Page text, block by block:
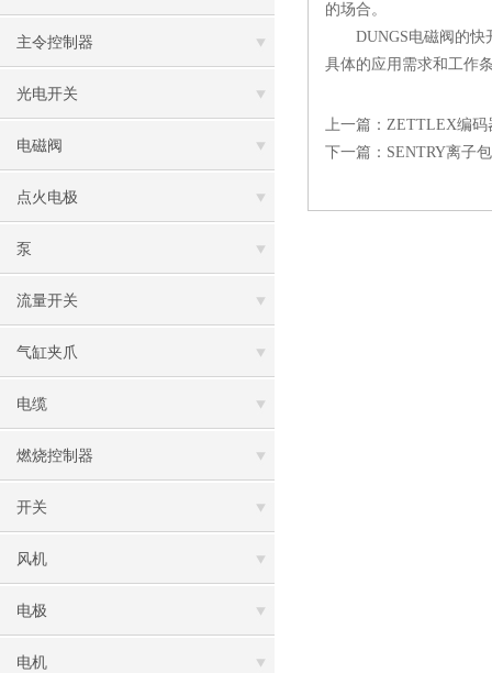
主令控制器
光电开关
电磁阀
点火电极
泵
流量开关
气缸夹爪
电缆
燃烧控制器
开关
风机
电极
电机
的场合。
DUNGS电磁阀的快开
具体的应用需求和工作
上一篇： ZETTLEX编码
下一篇： SENTRY离子